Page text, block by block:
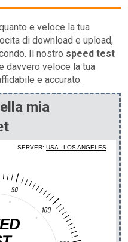
e veloce la tua
di download e upload,
Il nostro speed test
davvero veloce la tua
e accurato.
mia